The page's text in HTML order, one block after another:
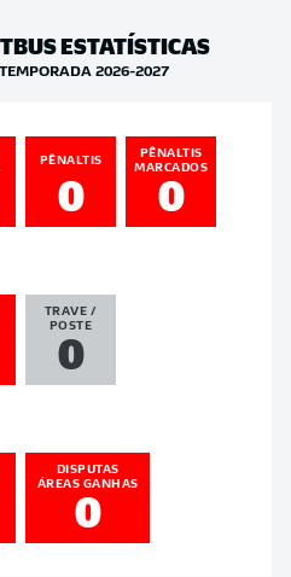
ESTATÍSTICAS
2026-2027
PÊNALTIS
0
PÊNALTIS
MARCADOS
0
TRAVE /
POSTE
0
DISPUTAS
ÁREAS GANHAS
0